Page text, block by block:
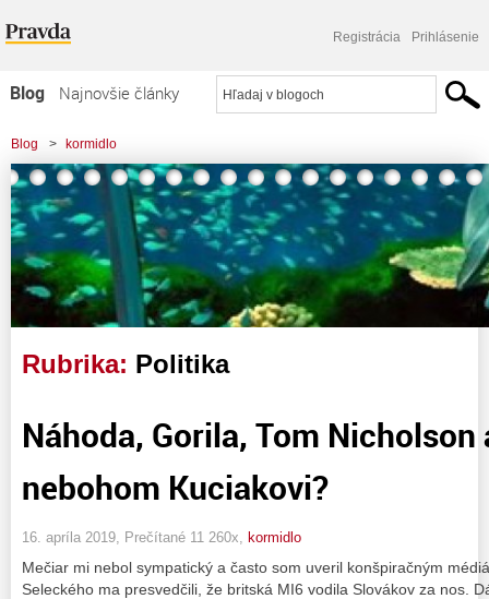
Registrácia Prihlásenie
Blog
Najnovšie články
Najčítanejšie články
Najkomentovanejšie články
Zoznam blogov
Komerčné blogy
Blog > kormidlo
Rubrika: Politika
Náhoda, Gorila, Tom Nicholson
nebohom Kuciakovi?
16. apríla 2019, Prečítané 11 260x, kormidlo
Mečiar mi nebol sympatický a často som uveril konšpiračným
Seleckého ma presvedčili, že britská MI6 vodila Slovákov za nos.